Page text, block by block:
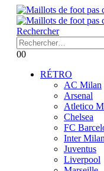
Rechercher
00
RÉTRO
AC Milan
Arsenal
Atletico
Chelsea
FC
Inter Milan
Juventus
Liverpool